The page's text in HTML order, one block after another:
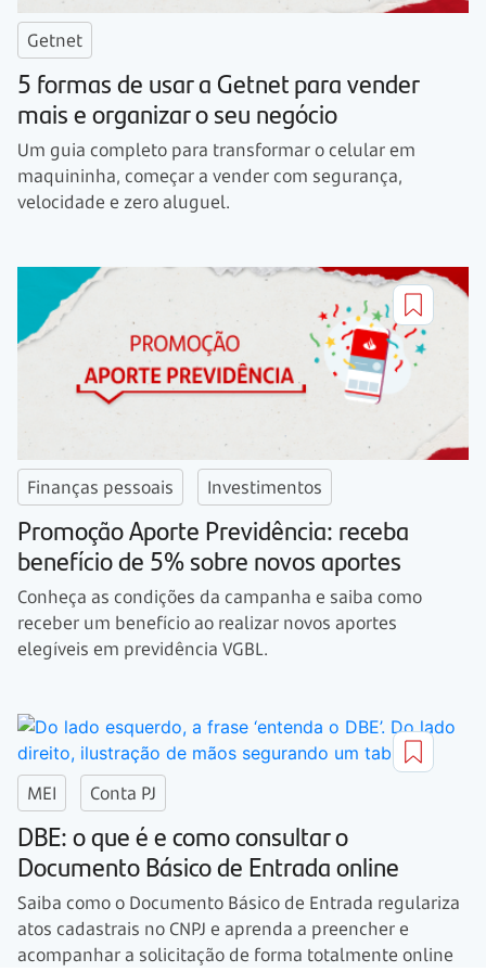
Getnet
5 formas de usar a Getnet para vender
mais e organizar o seu negócio
Um guia completo para transformar o celular em
maquininha, começar a vender com segurança,
velocidade e zero aluguel.
Finanças pessoais Investimentos
Promoção Aporte Previdência: receba
benefício de 5% sobre novos aportes
Conheça as condições da campanha e saiba como
receber um benefício ao realizar novos aportes
elegíveis em previdência VGBL.
MEI Conta PJ
DBE: o que é e como consultar o
Documento Básico de Entrada online
Saiba como o Documento Básico de Entrada regulariza
atos cadastrais no CNPJ e aprenda a preencher e
acompanhar a solicitação de forma totalmente online